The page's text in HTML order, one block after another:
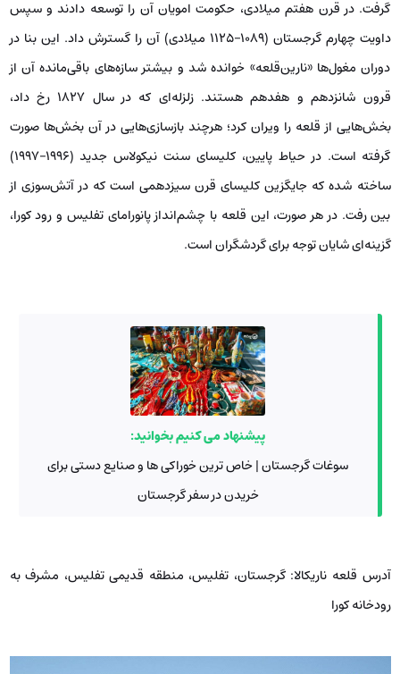
گرفت. در قرن هفتم میلادی، حکومت امویان آن را توسعه دادند و سپس
داویت چهارم گرجستان (۱۰۸۹–۱۱۲۵ میلادی) آن را گسترش داد. این بنا در
دوران مغول‌ها «نارین‌قلعه» خوانده شد و بیشتر سازه‌های باقی‌مانده آن از
قرون شانزدهم و هفدهم هستند. زلزله‌ای که در سال ۱۸۲۷ رخ داد،
بخش‌هایی از قلعه را ویران کرد؛ هرچند بازسازی‌هایی در آن بخش‌ها صورت
گرفته است. در حیاط پایین، کلیسای سنت نیکولاس جدید (۱۹۹۶–۱۹۹۷)
ساخته شده که جایگزین کلیسای قرن سیزدهمی است که در آتش‌سوزی از
بین رفت. در هر صورت، این قلعه با چشم‌انداز پانورامای تفلیس و رود کورا،
گزینه‌ای شایان توجه برای گردشگران است.
پیشنهاد می کنیم بخوانید:
سوغات گرجستان | خاص ترین خوراکی ها و صنایع دستی برای
خریدن در سفر گرجستان
آدرس قلعه ناریکالا: گرجستان، تفلیس، منطقه قدیمی تفلیس، مشرف به
رودخانه کورا